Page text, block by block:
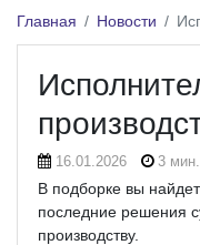
Главная Новости
16.01.2026 3 мин.
В подборке вы
последние решения
производству.